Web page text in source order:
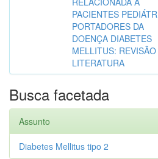
PACIENTES
PORTADORES DA
DOENÇA DIABETES
MELLITUS:
LITERATURA
Busca facetada
Assunto
Diabetes Mellitus tipo 2